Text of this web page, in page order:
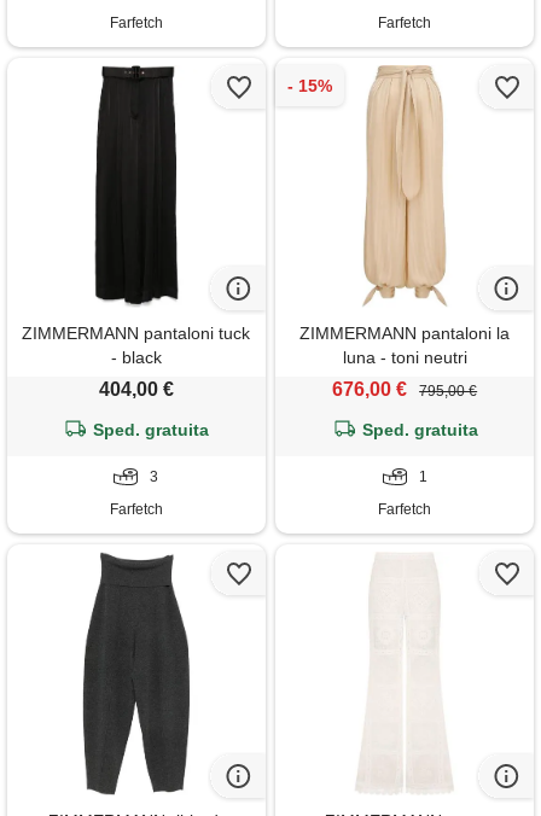
Farfetch
Farfetch
ZIMMERMANN pantaloni tuck
- black
404,00 €
Sped. gratuita
3
Farfetch
ZIMMERMANN pantaloni la
luna - toni neutri
676,00 € 795,00 €
Sped. gratuita
1
Farfetch